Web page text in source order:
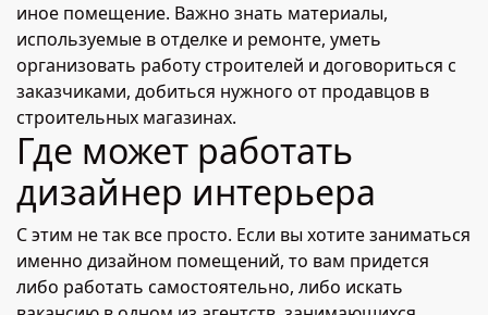
иное помещение. Важно знать материалы,
используемые в отделке и ремонте, уметь
организовать работу строителей и договориться с
заказчиками, добиться нужного от продавцов в
строительных магазинах.
Где может работать
дизайнер интерьера
С этим не так все просто. Если вы хотите заниматься
именно дизайном помещений, то вам придется
либо работать самостоятельно, либо искать